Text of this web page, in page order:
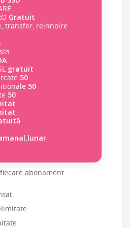
Gratuit
transfer, reinnoire
gratuit
50
50
50
abonament